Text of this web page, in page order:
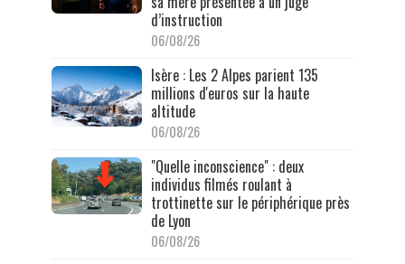
d’instruction
06/08/26
Isère : Les 2 Alpes parient 135
millions d'euros sur la haute
altitude
06/08/26
"Quelle inconscience" : deux
individus filmés roulant à
trottinette sur le périphérique près
de Lyon
06/08/26